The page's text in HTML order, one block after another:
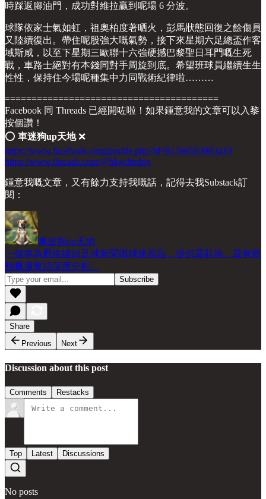
時踩返腳油門，成功對維拉贏到呢場 6 分波。
球隊依家士氣如虹，祖奧柏度著晒火，彭馬狀態回復之餘傷員
又陸續復出。帶住呢股強大嘅氣勢，接下來星期六足總盃作客
域斯咸，以至下星期三歐聯十六強硬撼巴黎聖日耳門嘅生死
戰，車路士絕對有本錢同對手周旋到底。希望班球員繼續生生
性性，保持住今場呢種集中力同戰術紀律啦………
========================================
Facebook 同 Threads 已經開咗啦！如果鍾意我的文章可以入黎
按個讚！
⭕️ 車迷狗up天地❌
https://www.facebook.com/profile.php?id=61566593983419
https://www.threads.com/@hkgchedog
鍾意我嘅文章，又有餘力支持我嘅話，記得去我Substack訂
閱：
車迷狗up天地
一個專為厭倦罐頭足球新聞嘅球迷而設，提供最貼地、最有觀
點嘅廣東話深度分析。
Share
Previous
Next
Discussion about this post
Comments Restacks
Top Latest Discussions
No posts